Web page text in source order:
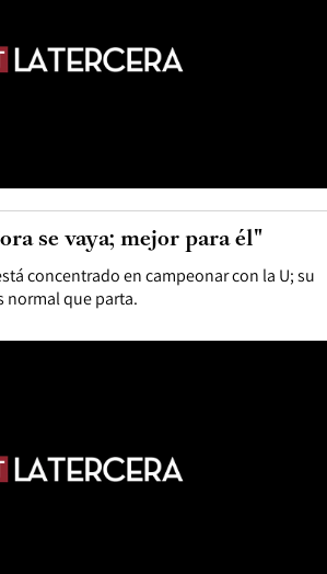
concentrado en campeonar con la U; su
normal que parta.
se vaya; mejor para él"